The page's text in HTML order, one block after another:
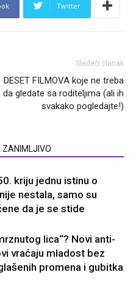
Twitter
Sledeći članak
DESET FILMOVA koje ne treba
da gledate sa roditeljima (ali ih
svakako pogledajte!)
ZANIMLJIVO
kriju jednu istinu o
nestala, samo su
da je se stide
lica“? Novi anti-
vraćaju mladost bez
promena i gubitka